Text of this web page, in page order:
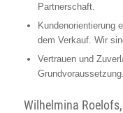
Partnerschaft.
Kundenorientierung
dem Verkauf. Wir
Vertrauen und
Wilhelmina